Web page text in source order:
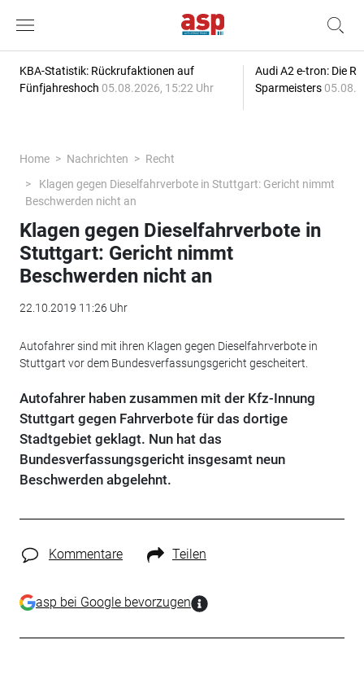
KBA-Statistik: Rückrufaktionen auf
Fünfjahreshoch 05.08.2026, 15:22 Uhr
Audi A2 e-tron: Die
Sparmeisters
Home Nachrichten
Recht
Klagen gegen Dieselfahrverbote in Stuttgart: Gericht nimmt
Beschwerden nicht an
Klagen gegen Dieselfahrverbote in
Stuttgart: Gericht nimmt
Beschwerden nicht an
22.10.2019 11:26 Uhr
Autofahrer sind mit ihren Klagen gegen Dieselfahrverbote in
Stuttgart vor dem Bundesverfassungsgericht gescheitert.
Autofahrer haben zusammen mit der Kfz-Innung
Stuttgart gegen Fahrverbote für das dortige
Stadtgebiet geklagt. Nun hat das
Bundesverfassungsgericht insgesamt neun
Beschwerden abgelehnt.
Kommentare Teilen
asp bei Google bevorzugen